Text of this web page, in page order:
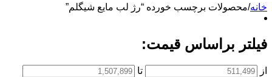
خانه/محصولات برچسب خورده “رژ لب مایع شیگلم”
فیلتر براساس قیمت:
از
تا